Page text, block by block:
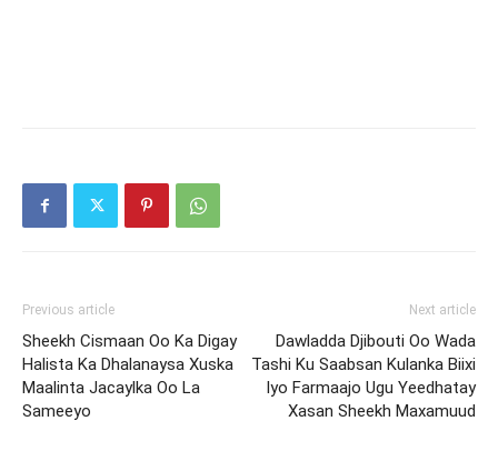
Previous article
Sheekh Cismaan Oo Ka Digay
Halista Ka Dhalanaysa Xuska
Maalinta Jacaylka Oo La
Sameeyo
Next article
Dawladda Djibouti Oo Wada
Tashi Ku Saabsan Kulanka Biixi
Iyo Farmaajo Ugu Yeedhatay
Xasan Sheekh Maxamuud